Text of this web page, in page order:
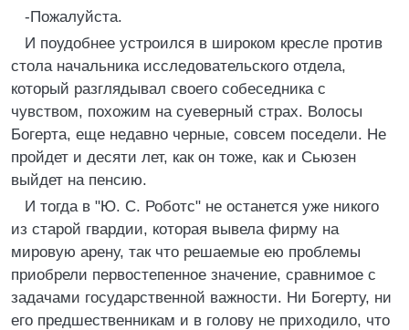
-Пожалуйста.
И поудобнее устроился в широком кресле против
стола начальника исследовательского отдела,
который разглядывал своего собеседника с
чувством, похожим на суеверный страх. Волосы
Богерта, еще недавно черные, совсем поседели. Не
пройдет и десяти лет, как он тоже, как и Сьюзен
выйдет на пенсию.
И тогда в "Ю. С. Роботс" не останется уже никого
из старой гвардии, которая вывела фирму на
мировую арену, так что решаемые ею проблемы
приобрели первостепенное значение, сравнимое с
задачами государственной важности. Ни Богерту, ни
его предшественникам и в голову не приходило, что